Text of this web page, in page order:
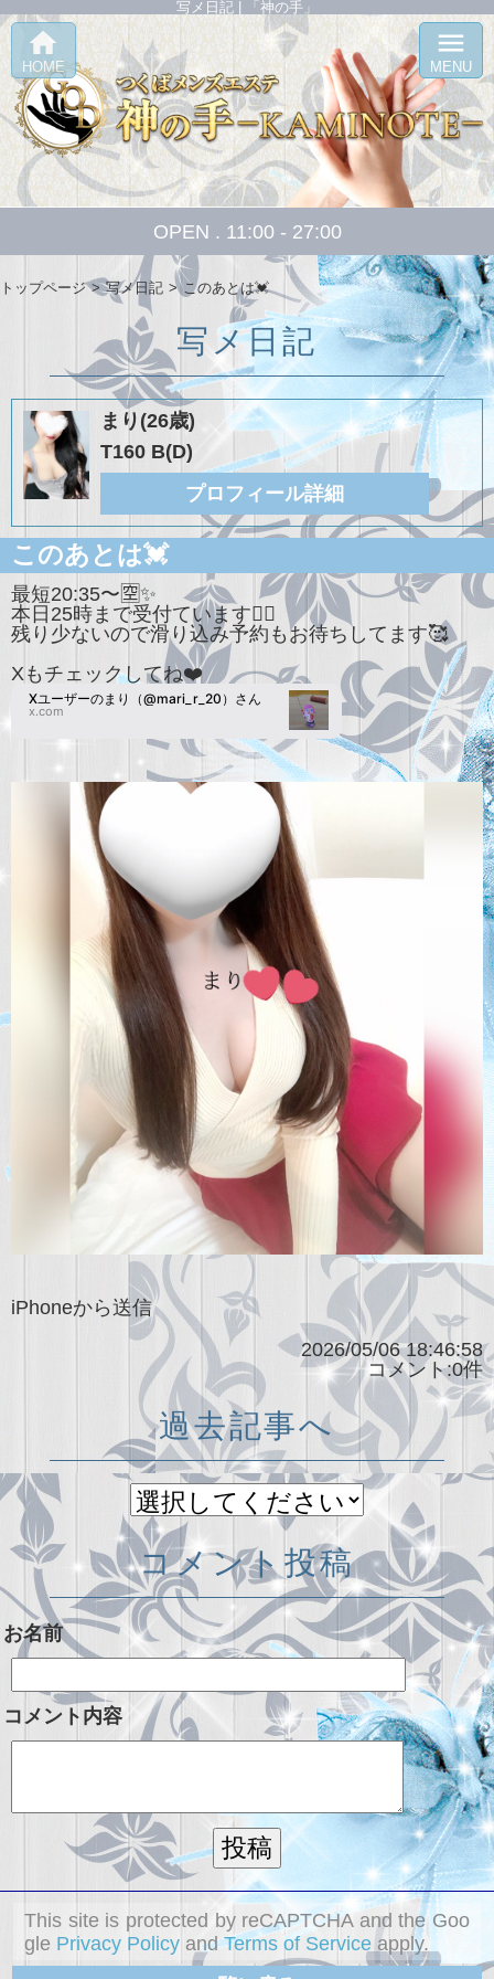
写メ日記 | 「神の手」
OPEN . 11:00 - 27:00
home
HOME
menu
MENU
トップページ 写メ日記 このあとは💓
写メ日記
まり(26歳)
T160 B(D)
プロフィール詳細
このあとは💓
最短20:35〜🈳✨
本日25時まで受付ています🙋‍♀️
残り少ないので滑り込み予約もお待ちしてます🥰
Xもチェックしてね❤️
Xユーザーのまり（@mari_r_20）さん
x.com
iPhoneから送信
2026/05/06 18:46:58
コメント:0件
過去記事へ
コメント投稿
お名前
コメント内容
This site is protected by reCAPTCHA and the Goo
gle Privacy Policy andTerms of Service apply.